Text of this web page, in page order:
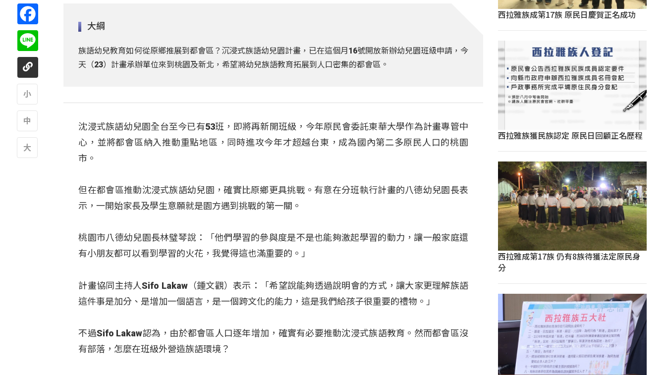
大綱
族語幼兒教育如何從原鄉推展到都會區？沉浸式族語幼兒園計畫，已在這個月16號開放新辦幼兒園班級申請，今
天（23）計畫承辦單位來到桃園及新北，希望將幼兒族語教育拓展到人口密集的都會區。
沈浸式族語幼兒園全台至今已有53班，即將再新開班級，今年原民會委託東華大學作為計畫專管中
心，並將都會區納入推動重點地區，同時進攻今年才超越台東，成為國內第二多原民人口的桃園
市。
但在都會區推動沈浸式族語幼兒園，確實比原鄉更具挑戰。有意在分班執行計畫的八德幼兒園長表
示，一開始家長及學生意願就是園方遇到挑戰的第一關。
桃園市八德幼兒園長林璧琴說：「他們學習的參與度是不是也能夠激起學習的動力，讓一般家庭還
有小朋友都可以看到學習的火花，我覺得這也滿重要的。」
計畫協同主持人Sifo Lakaw（鍾文觀）表示：「希望說能夠透過說明會的方式，讓大家更理解族語
這件事是加分、是增加一個語言，是一個跨文化的能力，這是我們給孩子很重要的禮物。」
不過Sifo Lakaw認為，由於都會區人口逐年增加，確實有必要推動沈浸式族語教育。然而都會區沒
有部落，怎麼在班級外營造族語環境？
西拉雅族成第17族 原民日慶賀正名成功
西拉雅族獲民族認定 原民日回顧正名歷程
西拉雅成第17族 仍有8族待獲法定原民身
分